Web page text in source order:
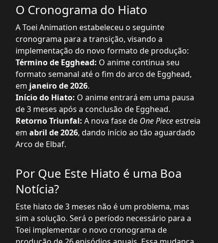
O Cronograma do Hiato
A Toei Animation estabeleceu o seguinte
cronograma para a transição, visando a
implementação do novo formato de produção:
Término de Egghead: O anime continua seu
formato semanal até o fim do arco de Egghead,
em janeiro de 2026.
Início do Hiato: O anime entrará em uma pausa
de 3 meses após a conclusão de Egghead.
Retorno Triunfal: A nova fase de One Piece estreia
em abril de 2026, dando início ao tão aguardado
Arco de Elbaf.
Por Que Este Hiato é uma Boa
Notícia?
Este hiato de 3 meses não é um problema, mas
sim a solução. Será o período necessário para a
Toei implementar o novo cronograma de